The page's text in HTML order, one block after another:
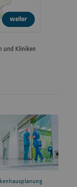
weiter
und Kliniken